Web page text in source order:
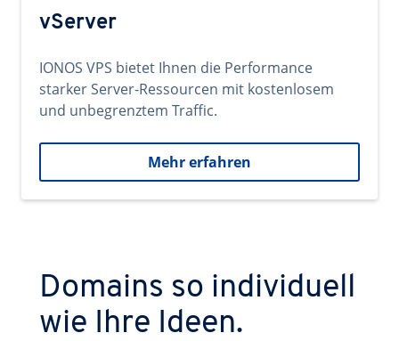
vServer
IONOS VPS bietet Ihnen die Performance
starker Server-Ressourcen mit kostenlosem
und unbegrenztem Traffic.
Mehr erfahren
Domains so individuell
wie Ihre Ideen.